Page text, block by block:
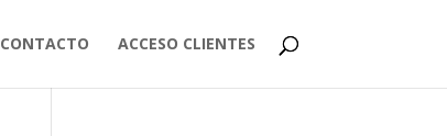
CONTACTO ACCESO CLIENTES